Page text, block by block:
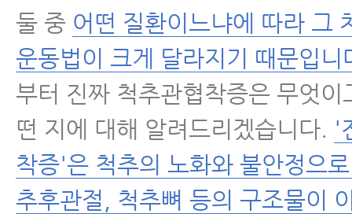
척추유합술 후 재발
척추운동법
섬유근육통
수술 후 통증·재활
둘 중 어떤 질환이느냐에 따라 그
운동법이 크게 달라지기 때문입니
부터 진짜 척추관협착증은 무엇이
떤 지에 대해 알려드리겠습니다. '
착증'은 척추의 노화와 불안정으
추후관절, 척추뼈 등의 구조물이